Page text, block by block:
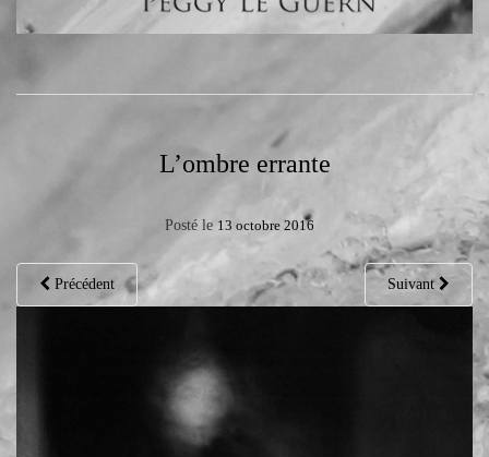
L’ombre errante
Posté le 13 octobre 2016
Précédent Suivant